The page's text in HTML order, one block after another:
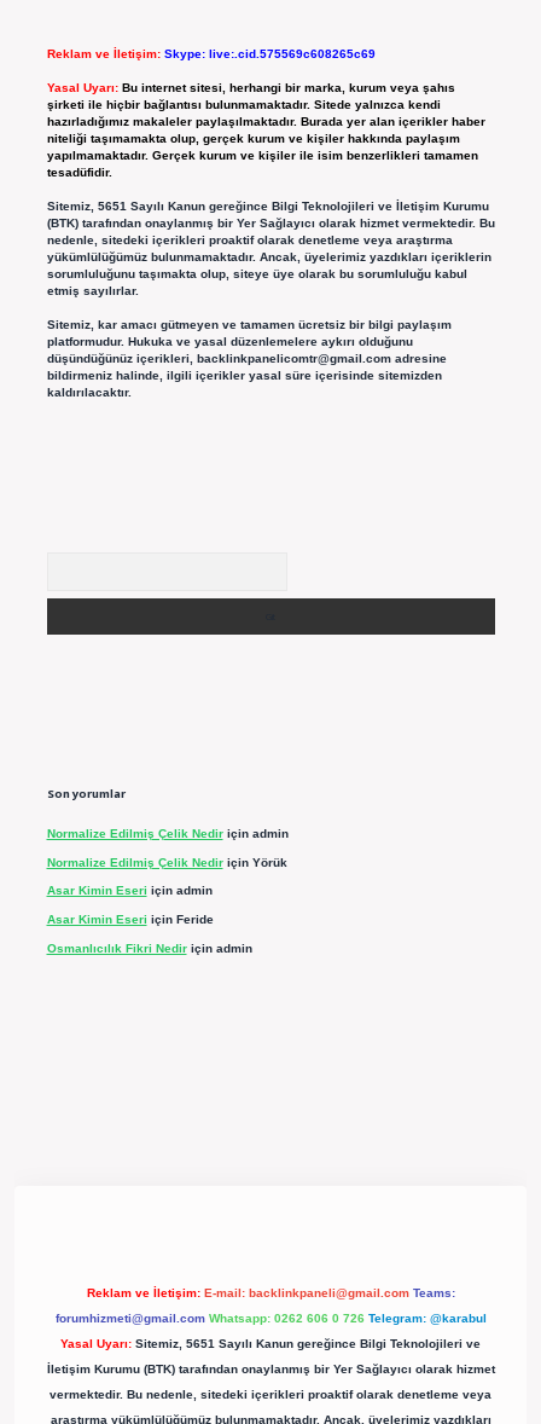
Reklam ve İletişim: Skype: live:.cid.575569c608265c69
Yasal Uyarı: Bu internet sitesi, herhangi bir marka, kurum veya şahıs
şirketi ile hiçbir bağlantısı bulunmamaktadır. Sitede yalnızca kendi
hazırladığımız makaleler paylaşılmaktadır. Burada yer alan içerikler haber
niteliği taşımamakta olup, gerçek kurum ve kişiler hakkında paylaşım
yapılmamaktadır. Gerçek kurum ve kişiler ile isim benzerlikleri tamamen
tesadüfidir.
Sitemiz, 5651 Sayılı Kanun gereğince Bilgi Teknolojileri ve İletişim Kurumu
(BTK) tarafından onaylanmış bir Yer Sağlayıcı olarak hizmet vermektedir. Bu
nedenle, sitedeki içerikleri proaktif olarak denetleme veya araştırma
yükümlülüğümüz bulunmamaktadır. Ancak, üyelerimiz yazdıkları içeriklerin
sorumluluğunu taşımakta olup, siteye üye olarak bu sorumluluğu kabul
etmiş sayılırlar.
Sitemiz, kar amacı gütmeyen ve tamamen ücretsiz bir bilgi paylaşım
platformudur. Hukuka ve yasal düzenlemelere aykırı olduğunu
düşündüğünüz içerikleri, backlinkpanelicomtr@gmail.comadresine
bildirmeniz halinde, ilgili içerikler yasal süre içerisinde sitemizden
kaldırılacaktır.
Son yorumlar
Normalize Edilmiş Çelik Nediriçin admin
Normalize Edilmiş Çelik Nediriçin Yörük
Asar Kimin Eseri için admin
Asar Kimin Eseri için Feride
Osmanlıcılık Fikri Nediriçin admin
Reklam ve İletişim: E-mail: backlinkpaneli@gmail.com Teams:
forumhizmeti@gmail.com Whatsapp: 0262 606 0 726 Telegram: @karabul
Yasal Uyarı: Sitemiz, 5651 Sayılı Kanun gereğince Bilgi Teknolojileri ve
İletişim Kurumu (BTK) tarafından onaylanmış bir Yer Sağlayıcı olarak hizmet
vermektedir. Bu nedenle, sitedeki içerikleri proaktif olarak denetleme veya
araştırma yükümlülüğümüz bulunmamaktadır. Ancak, üyelerimiz yazdıkları